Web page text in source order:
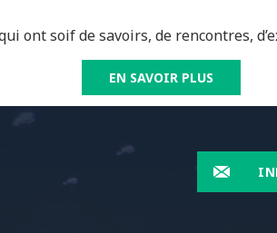
ont soif de savoirs, de rencontres,
EN SAVOIR PLUS